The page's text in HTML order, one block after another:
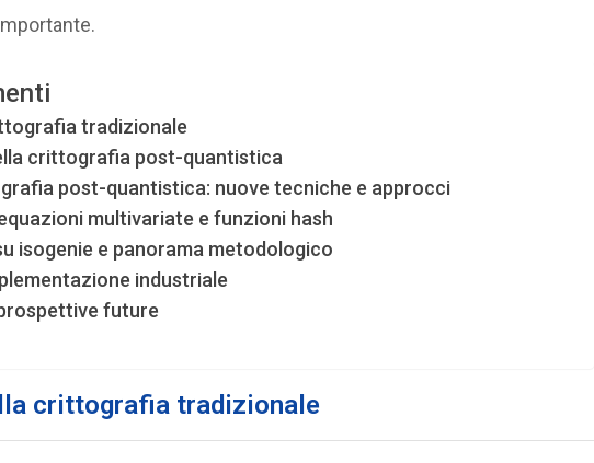
tradizionale
crittografia post-quantistica
post-quantistica: nuove tecniche e approcci
multivariate e funzioni hash
isogenie e panorama metodologico
industriale
future
crittografia tradizionale